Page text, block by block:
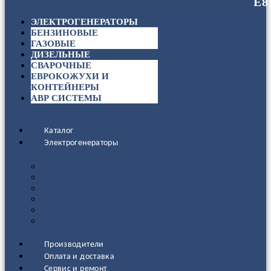
ЭЛЕКТРОГЕНЕРАТОРЫ
БЕНЗИНОВЫЕ
ГАЗОВЫЕ
ДИЗЕЛЬНЫЕ
СВАРОЧНЫЕ
ЕВРОКОЖУХИ И
КОНТЕЙНЕРЫ
АВР СИСТЕМЫ
Каталог
Электрогенераторы
Производители
Оплата и доставка
Сервис и ремонт